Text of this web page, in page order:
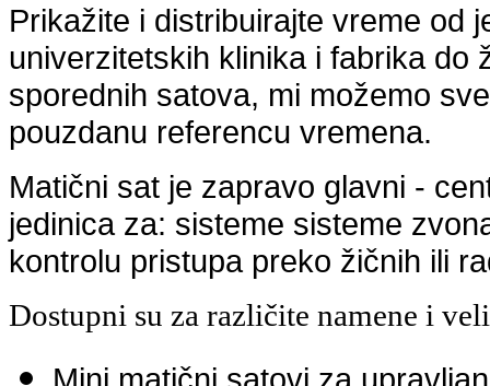
Prikažite i distribuirajte vreme od
univerzitetskih klinika i fabrika do
sporednih satova, mi možemo
pouzdanu referencu vremena.
Matični sat je zapravo glavni -
jedinica za: sisteme sisteme
kontrolu pristupa preko žičnih ili
Dostupni su za različite namene i
Mini matični satovi za